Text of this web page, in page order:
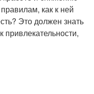
как к ней
Это должен знать
привлекательности,